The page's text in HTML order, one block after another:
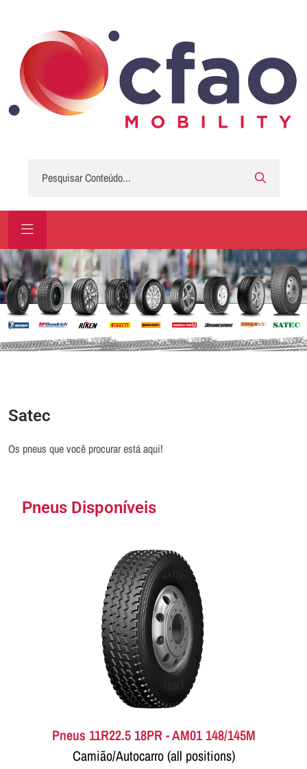
Satec
Os pneus que você procurar está aqui!
Pneus Disponíveis
Pneus 11R22.5 18PR - AM01 148/145M
Camião/Autocarro (all positions)